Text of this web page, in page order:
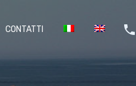
CONTATTI